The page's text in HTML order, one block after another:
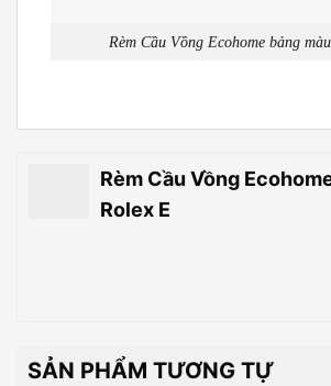
Rèm Cầu Vồng Ecohome bảng
Rèm Cầu Vồng
Rolex E
SẢN PHẨM TƯƠNG TỰ